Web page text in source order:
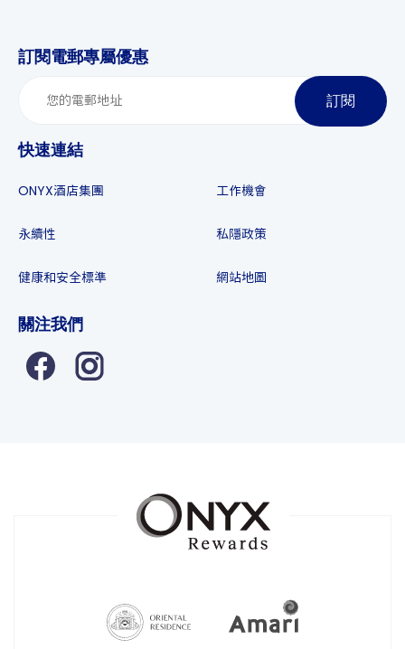
訂閱電郵專屬優惠
訂閱
快速連結
ONYX酒店集團
永續性
健康和安全標準
工作機會
私隱政策
網站地圖
關注我們